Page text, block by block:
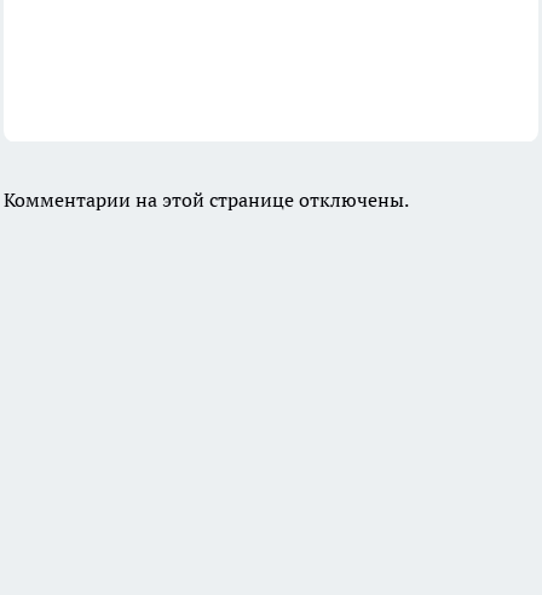
Комментарии на этой странице отключены.